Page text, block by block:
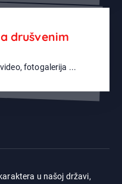
drušvenim
fotogalerija ...
u našoj državi,